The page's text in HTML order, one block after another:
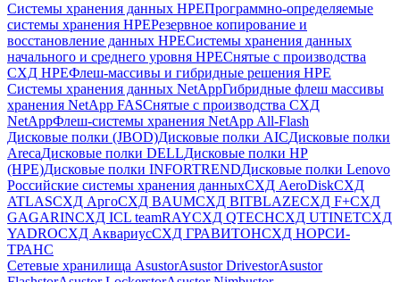
Системы хранения данных HPEПрограммно-определяемые
системы хранения HPEРезервное копирование и
восстановление данных HPEСистемы хранения данных
начального и среднего уровня HPEСнятые с производства
СХД HPEФлеш-массивы и гибридные решения HPE
Cистемы хранения данных NetAppГибридные флеш массивы
хранения NetApp FASСнятые с производства СХД
NetAppФлеш-системы хранения NetApp All-Flash
Дисковые полки (JBOD)Дисковые полки AICДисковые полки
ArecaДисковые полки DELLДисковые полки HP
(HPE)Дисковые полки INFORTRENDДисковые полки Lenovo
Российские системы хранения данныхСХД AeroDiskСХД
ATLASСХД AргоСХД BAUMСХД BITBLAZEСХД F+СХД
GAGARINСХД ICL teamRAYСХД QTECHСХД UTINETСХД
YADROСХД АквариусСХД ГРАВИТОНСХД НОРСИ-
ТРАНС
Сетевые хранилища AsustorAsustor DrivestorAsustor